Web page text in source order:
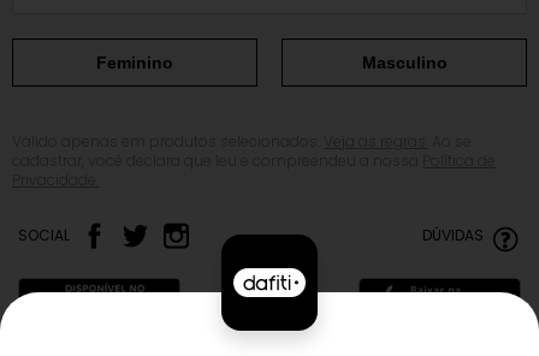
Feminino Masculino
SOCIAL DÚVIDAS